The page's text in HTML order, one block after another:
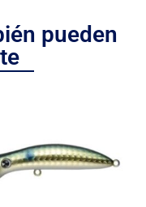
pueden